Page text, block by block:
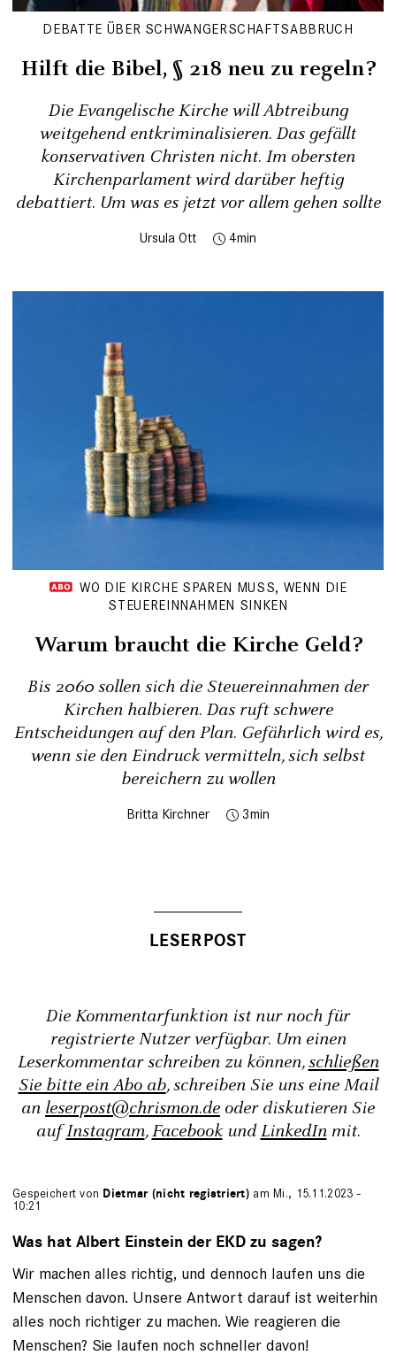
DEBATTE ÜBER SCHWANGERSCHAFTSABBRUCH
Hilft die Bibel, § 218 neu zu regeln?
Die Evangelische Kirche will Abtreibung
weitgehend entkriminalisieren. Das gefällt
konservativen Christen nicht. Im obersten
Kirchenparlament wird darüber heftig
debattiert. Um was es jetzt vor allem gehen sollte
Ursula Ott 4
WO DIE KIRCHE SPAREN MUSS, WENN DIE
STEUEREINNAHMEN SINKEN
Warum braucht die Kirche Geld?
Bis 2060 sollen sich die Steuereinnahmen der
Kirchen halbieren. Das ruft schwere
Entscheidungen auf den Plan. Gefährlich wird es,
wenn sie den Eindruck vermitteln, sich selbst
bereichern zu wollen
Britta Kirchner 3
Die Kommentarfunktion ist nur noch für
registrierte Nutzer verfügbar. Um einen
Leserkommentar schreiben zu können,schließen
Sie bitte ein Abo ab, schreiben Sie uns eine Mail
an leserpost@chrismon.de oder diskutieren Sie
aufInstagram,FacebookundLinkedInmit.
Gespeichert von Dietmar (nicht registriert) am Mi., 15.11.2023 -
10:21
Was hat Albert Einstein der EKD zu sagen?
Wir machen alles richtig, und dennoch laufen uns die
Menschen davon. Unsere Antwort darauf ist weiterhin
alles noch richtiger zu machen. Wie reagieren die
Menschen? Sie laufen noch schneller davon!